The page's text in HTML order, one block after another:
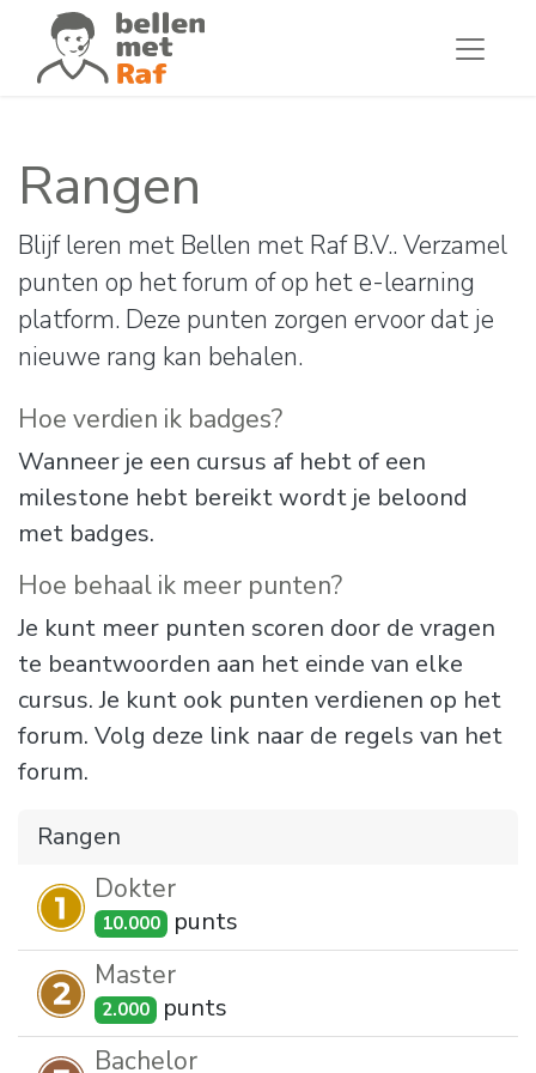
Rangen
Blijf leren met Bellen met Raf B.V.. Verzamel
punten op het forum of op het e-learning
platform. Deze punten zorgen ervoor dat je
nieuwe rang kan behalen.
Hoe verdien ik badges?
Wanneer je een cursus af hebt of een
milestone hebt bereikt wordt je beloond
met badges.
Hoe behaal ik meer punten?
Je kunt meer punten scoren door de vragen
te beantwoorden aan het einde van elke
cursus. Je kunt ook punten verdienen op het
forum. Volg deze link naar de regels van het
forum.
Rangen
Dokter
10.000 punts
Master
2.000 punts
Bachelor